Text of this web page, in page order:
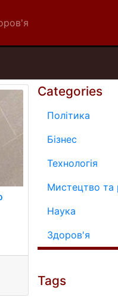
Categories
Політика
Бізнес
Технологія
Мистецтво та
Наука
Здоров'я
Tags